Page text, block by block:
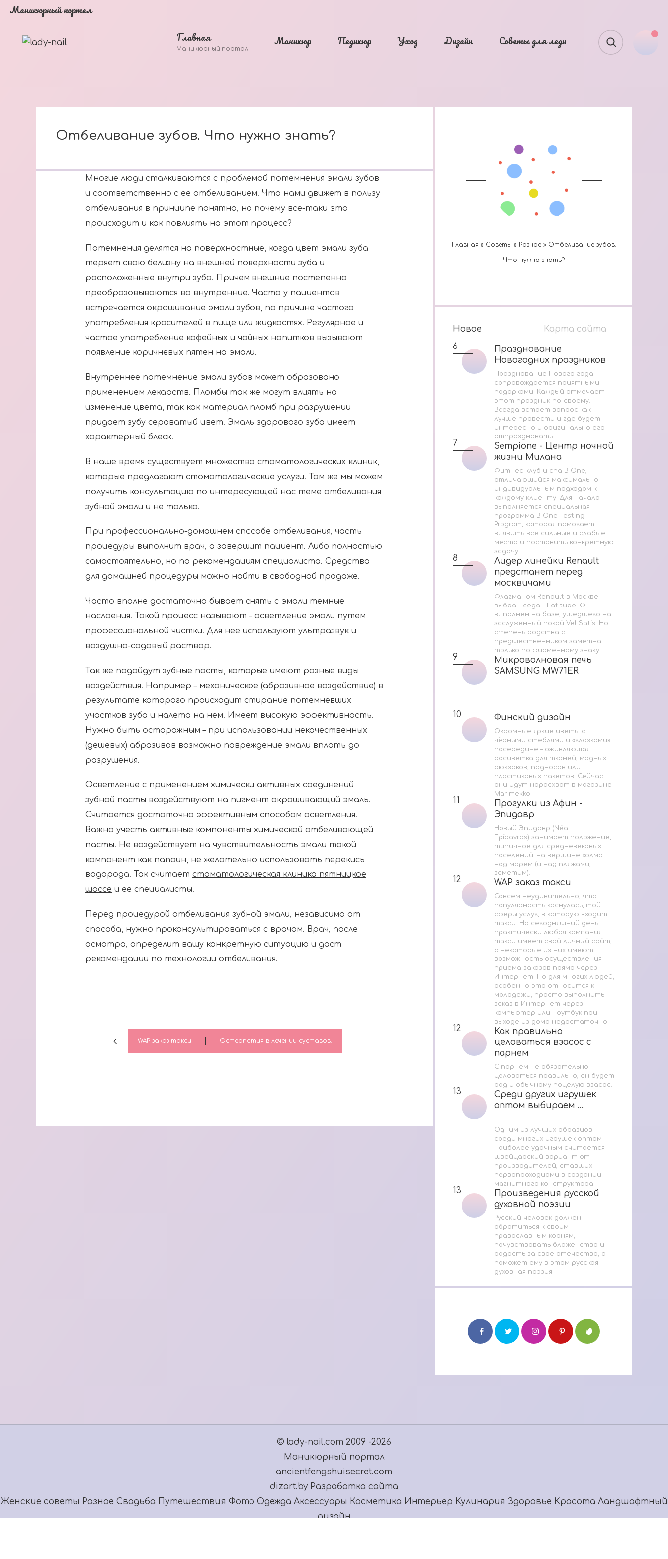
Маникюрный портал
Главная
Маникюрный портал
Маникюр Педикюр Уход Дизайн Советы для леди
Отбеливание зубов. Что нужно знать?
Многие люди сталкиваются с проблемой потемнения эмали зубов
и соответственно с ее отбеливанием. Что нами движет в пользу
отбеливания в принципе понятно, но почему все-таки это
происходит и как повлиять на этот процесс?
Потемнения делятся на поверхностные, когда цвет эмали зуба
теряет свою белизну на внешней поверхности зуба и
расположенные внутри зуба. Причем внешние постепенно
преобразовываются во внутренние. Часто у пациентов
встречается окрашивание эмали зубов, по причине частого
употребления красителей в пище или жидкостях. Регулярное и
частое употребление кофейных и чайных напитков вызывают
появление коричневых пятен на эмали.
Внутреннее потемнение эмали зубов может образовано
применением лекарств. Пломбы так же могут влиять на
изменение цвета, так как материал пломб при разрушении
придает зубу сероватый цвет. Эмаль здорового зуба имеет
характерный блеск.
В наше время существует множество стоматологических клиник,
которые предлагают стоматологические услуги. Там же мы можем
получить консультацию по интересующей нас теме отбеливания
зубной эмали и не только.
При профессионально-домашнем способе отбеливания, часть
процедуры выполнит врач, а завершит пациент. Либо полностью
самостоятельно, но по рекомендациям специалиста. Средства
для домашней процедуры можно найти в свободной продаже.
Часто вполне достаточно бывает снять с эмали темные
наслоения. Такой процесс называют – осветление эмали путем
профессиональной чистки. Для нее используют ультразвук и
воздушно-содовый раствор.
Так же подойдут зубные пасты, которые имеют разные виды
воздействия. Например – механическое (абразивное воздействие) в
результате которого происходит стирание потемневших
участков зуба и налета на нем. Имеет высокую эффективность.
Нужно быть осторожным – при использовании некачественных
(дешевых) абразивов возможно повреждение эмали вплоть до
разрушения.
Осветление с применением химически активных соединений
зубной пасты воздействуют на пигмент окрашивающий эмаль.
Считается достаточно эффективным способом осветления.
Важно учесть активные компоненты химической отбеливающей
пасты. Не воздействует на чувствительность эмали такой
компонент как папаин, не желательно использовать перекись
водорода. Так считает стоматологическая клиника пятницкое
шоссе и ее специалисты.
Перед процедурой отбеливания зубной эмали, независимо от
способа, нужно проконсультироваться с врачом. Врач, после
осмотра, определит вашу конкретную ситуацию и даст
рекомендации по технологии отбеливания.
WAP заказ такси Остеопатия в лечении суставов.
Главная » Cоветы » Разное» Отбеливание зубов.
Что нужно знать?
Новое
Карта сайта
6
Празднование
Новогодних праздников
Празднование
Новогодних праздников
Празднование Нового года
сопровождается приятными
подарками. Каждый отмечает
этот праздник по-своему.
Всегда встает вопрос как
лучше провести и где будет
интересно и оригинально его
отпраздновать.
7
Sempione - Центр ночной
жизни Милана
Sempione - Центр ночной
жизни Милана
Фитнес‑клуб и спа B‑One,
отличающийся максимально
индивидуальным подходом к
каждому клиенту. Для начала
выполняется специальная
программа B‑One Testing
Program, которая помогает
выявить все сильные и слабые
места и поставить конкретную
задачу.
8
Лидер линейки Renault
предстанет перед
москвичами
Лидер линейки Renault
предстанет перед
москвичами
Флагманом Renault в Москве
выбран седан Latitude. Он
выполнен на базе, ушедшего на
заслуженный покой Vel Satis. Но
степень родства с
предшественником заметна
только по фирменному знаку.
9
Микроволновая печь
SAMSUNG MW71ER
Микроволновая печь
SAMSUNG MW71ER
10 Финский дизайн
Финский дизайн
Огромные яркие цветы с
чёрными стеблями и «глазками»
посередине – оживляющая
расцветка для тканей, модных
рюкзаков, подносов или
пластиковых пакетов. Сейчас
они идут нарасхват в магазине
Marimekko.
11
Прогулки из Афин -
Эпидавр
Прогулки из Афин -
Эпидавр
Новый Эпидавр (Néa
Epídavros) занимает положение,
типичное для средневековых
поселений: на вершине холма
над морем (и над пляжами,
заметим).
12 WAP заказ такси
WAP заказ такси
Совсем неудивительно, что
популярность коснулась, той
сферы услуг, в которую входит
такси. На сегодняшний день
практически любая компания
такси имеет свой личный сайт,
а некоторые из них имеют
возможность осуществления
приема заказов прямо через
Интернет. Но для многих людей,
особенно это относится к
молодежи, просто выполнить
заказ в Интернет через
компьютер или ноутбук при
выходе из дома недостаточно
12
Как правильно
целоваться взасос с
парнем
Как правильно
целоваться взасос с
парнем
С парнем не обязательно
целоваться правильно, он будет
рад и обычному поцелую взасос.
13
Среди других игрушек
оптом выбираем ...
Среди других игрушек
оптом выбираем ...
Одним из лучших образцов
среди многих игрушек оптом
наиболее удачным считается
швейцарский вариант от
производителей, ставших
первопроходцами в создании
магнитного конструктора
13
Произведения русской
духовной поэзии
Произведения русской
духовной поэзии
Русский человек должен
обратиться к своим
православным корням,
почувствовать блаженство и
радость за свое отечество, а
поможет ему в этом русская
духовная поэзия.
© lady-nail.com 2009 -2026
Маникюрный портал
ancientfengshuisecret.com
dizart.by Разработка сайта
Женские советы Разное Свадьба Путешествия Фото Одежда Аксессуары Косметика Интерьер Кулинария Здоровье Красота Ландшафтный
дизайн